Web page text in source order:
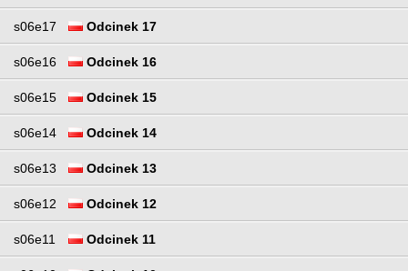
s06e17 Odcinek 17
s06e16 Odcinek 16
s06e15 Odcinek 15
s06e14 Odcinek 14
s06e13 Odcinek 13
s06e12 Odcinek 12
s06e11 Odcinek 11